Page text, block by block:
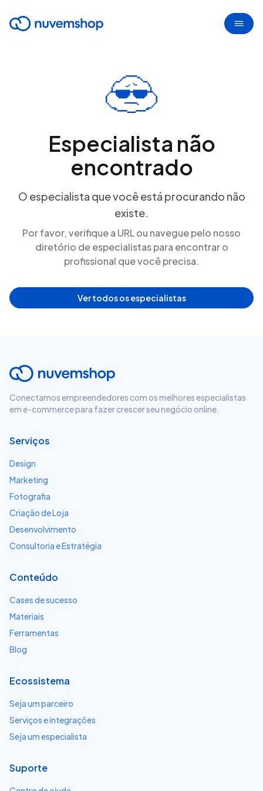
Especialista não
encontrado
O especialista que você está procurando não
existe.
Por favor, verifique a URL ou navegue pelo nosso
diretório de especialistas para encontrar o
profissional que você precisa.
Ver todos os especialistas
Conectamos empreendedores com os melhores especialistas
em e-commerce para fazer crescer seu negócio online.
Serviços
Design
Marketing
Fotografia
Criação de Loja
Desenvolvimento
Consultoria e Estratégia
Conteúdo
Cases de sucesso
Materiais
Ferramentas
Blog
Ecossistema
Seja um parceiro
Serviços e integrações
Seja um especialista
Suporte